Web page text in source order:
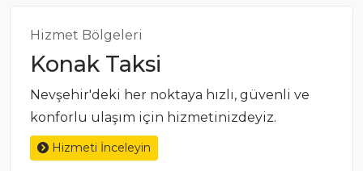
Hizmet Bölgeleri
Konak Taksi
Nevşehir'deki her noktaya hızlı, güvenli ve
konforlu ulaşım için hizmetinizdeyiz.
Hizmeti İnceleyin